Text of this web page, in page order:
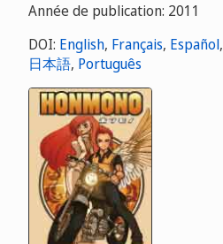
Année de publication: 2011
DOI: English, Français, Español,
日本語, Português